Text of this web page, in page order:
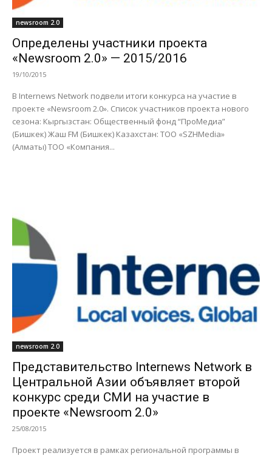
newsroom 2.0
Определены участники проекта
«Newsroom 2.0» — 2015/2016
19/10/2015
В Internews Network подвели итоги конкурса на участие в
проекте «Newsroom 2.0». Список участников проекта нового
сезона: Кыргызстан: Общественный фонд “ПроМедиа”
(Бишкек) Жаш FM (Бишкек) Казахстан: TOO «SZHMedia»
(Алматы) ТОО «Компания...
newsroom 2.0
Представительство Internews Network в
Центральной Азии объявляет второй
конкурс среди СМИ на участие в
проекте «Newsroom 2.0»
25/08/2015
Проект реализуется в рамках региональной программы в